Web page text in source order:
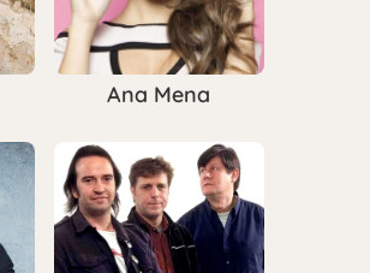
Ana Mena